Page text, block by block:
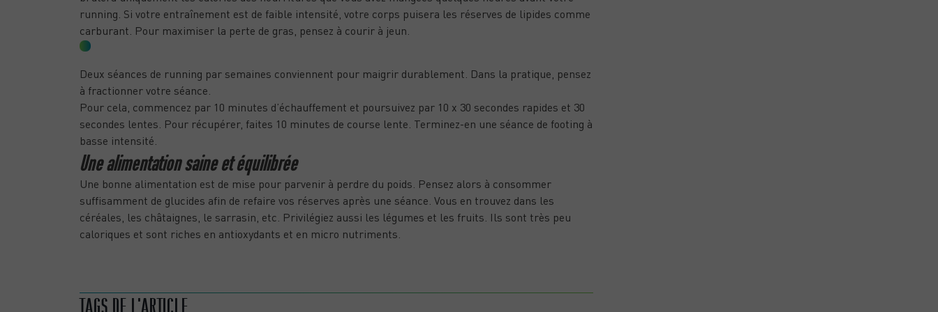
running. Si votre entraînement est de faible intensité, votre corps puisera les réserves de lipides comme
carburant. Pour maximiser la perte de gras, pensez à courir à jeun.
Deux séances de running par semaines conviennent pour maigrir durablement. Dans la pratique, pensez
à fractionner votre séance.
Pour cela, commencez par 10 minutes d’échauffement et poursuivez par 10 x 30 secondes rapides et 30
secondes lentes. Pour récupérer, faites 10 minutes de course lente. Terminez-en une séance de footing à
basse intensité.
Une alimentation saine et équilibrée
Une bonne alimentation est de mise pour parvenir à perdre du poids. Pensez alors à consommer
suffisamment de glucides afin de refaire vos réserves après une séance. Vous en trouvez dans les
céréales, les châtaignes, le sarrasin, etc. Privilégiez aussi les légumes et les fruits. Ils sont très peu
caloriques et sont riches en antioxydants et en micro nutriments.
TAGS DE L'ARTICLE